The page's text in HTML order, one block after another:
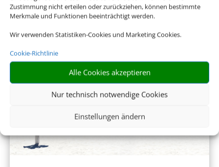
Zustimmung nicht erteilen oder zurückziehen, können bestimmte
Merkmale und Funktionen beeinträchtigt werden.
Wir verwenden Statistiken-Cookies und Marketing Cookies.
Cookie-Richtlinie
Alle Cookies akzeptieren
Nur technisch notwendige Cookies
Einstellungen ändern
Gruppenreisen